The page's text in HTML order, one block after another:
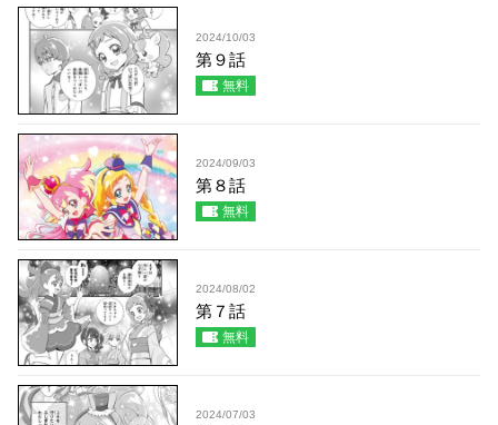
2024/10/03
第９話
無料
2024/09/03
第８話
無料
2024/08/02
第７話
無料
2024/07/03